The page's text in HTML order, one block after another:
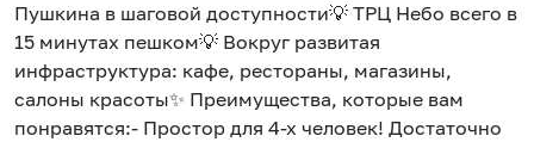
Пушкина в шаговой доступности💡 ТРЦ Небо всего в
15 минутах пешком💡 Вокруг развитая
инфраструктура: кафе, рестораны, магазины,
салоны красоты✨ Преимущества, которые вам
понравятся:- Простор для 4-х человек! Достаточно